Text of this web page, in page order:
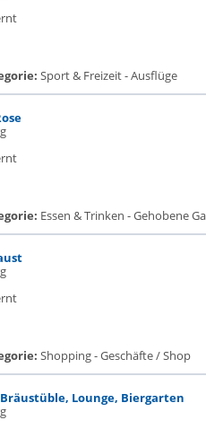
Sport & Freizeit - Ausflüge
Essen & Trinken - Gehobene
Shopping - Geschäfte / Shop
Bräustüble, Lounge, Biergarten